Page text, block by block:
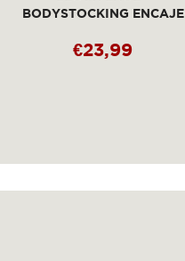
BODYSTOCKING ENCAJE
€23,99